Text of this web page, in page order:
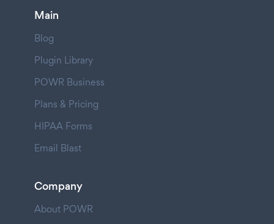
Main
Blog
Plugin Library
POWR Business
Plans & Pricing
HIPAA Forms
Email Blast
Company
About POWR